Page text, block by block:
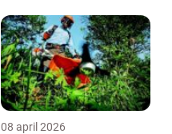
08 april 2026